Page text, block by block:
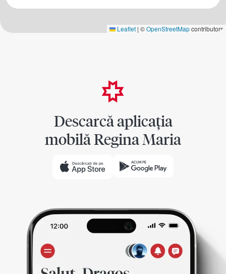
Leaflet | ©OpenStreetMapcontributors
Descarcă aplicația
mobilă Regina Maria